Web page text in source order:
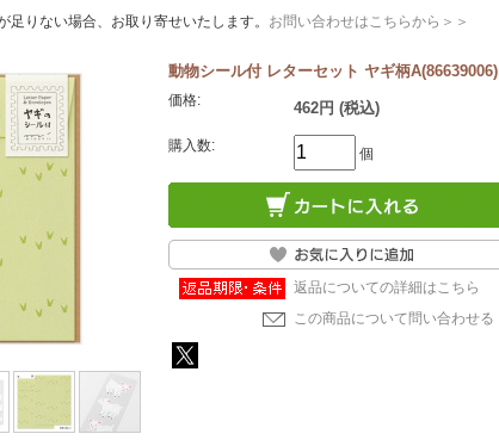
足りない場合、お取り寄せいたします。 お問い合わせはこちらから＞＞
動物シール付 レターセット ヤギ柄A(86639006)
価格: 462円 (税込)
購入数: 個
返品についての詳細はこちら
この商品について問い合わせる